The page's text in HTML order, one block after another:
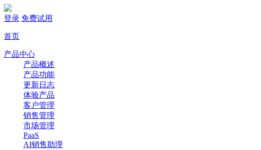
登录 免费试用
首页
产品中心
产品概述
产品功能
更新日志
体验产品
客户管理
销售管理
市场管理
PaaS
AI销售助理